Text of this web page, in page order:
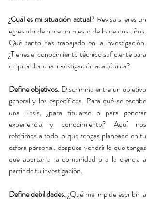
¿Cuál es mi situación actual? Revisa si eres un
egresado de hace un mes o de hace dos años.
Qué tanto has trabajado en la investigación.
¿Tienes el conocimiento técnico suficiente para
emprender una investigación académica?
Define objetivos. Discrimina entre un objetivo
general y los específicos. Para qué se escribe
una Tesis, ¿para titularse o para generar
experiencia y conocimiento? Aquí nos
referimos a todo lo que tengas planeado en tu
esfera personal, después vendrá lo que tengas
que aportar a la comunidad o a la ciencia a
partir de tu investigación.
Define debilidades. ¿Qué me impide escribir la